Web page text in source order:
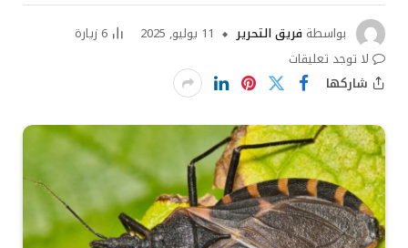
بواسطة فريق التحرير 11 يوليو, 2025 6 زيارة
لا توجد تعليقات
شاركها